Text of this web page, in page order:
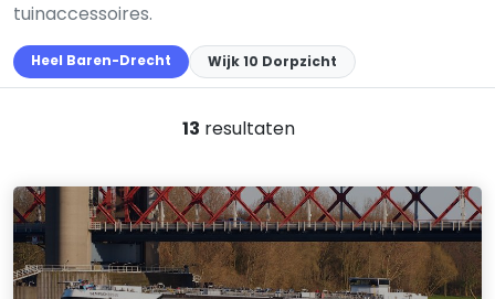
tuinaccessoires.
Heel Baren-Drecht Wijk 10 Dorpzicht
13 resultaten